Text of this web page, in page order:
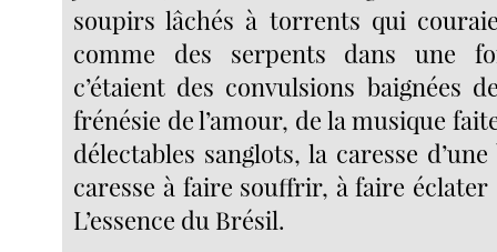
soupirs lâchés à torrents qui
comme des serpents dans une
c’étaient des convulsions baignées
frénésie de l’amour, de la musique
délectables sanglots, la caresse
caresse à faire souffrir, à faire éclater
L’essence du Brésil.